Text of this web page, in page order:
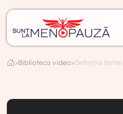
>Biblioteca video>Definiția